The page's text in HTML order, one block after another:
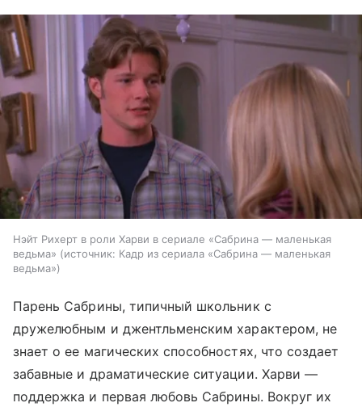
Нэйт Рихерт в роли Харви в сериале «Сабрина — маленькая
ведьма»
источник: Кадр из сериала «Сабрина — маленькая
ведьма»
Парень Сабрины, типичный школьник с
дружелюбным и джентльменским характером, не
знает о ее магических способностях, что создает
забавные и драматические ситуации. Харви —
поддержка и первая любовь Сабрины. Вокруг их